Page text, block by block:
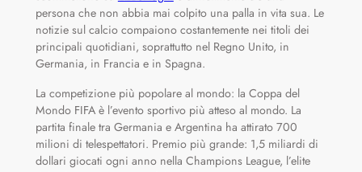
persona che non abbia mai colpito una palla in vita sua. Le
notizie sul calcio compaiono costantemente nei titoli dei
principali quotidiani, soprattutto nel Regno Unito, in
Germania, in Francia e in Spagna.
La competizione più popolare al mondo: la Coppa del
Mondo FIFA è l’evento sportivo più atteso al mondo. La
partita finale tra Germania e Argentina ha attirato 700
milioni di telespettatori. Premio più grande: 1,5 miliardi di
dollari giocati ogni anno nella Champions League, l’elite